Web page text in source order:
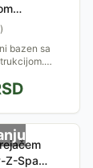
x 366 x
)
bazen sa
U
Z-Spa